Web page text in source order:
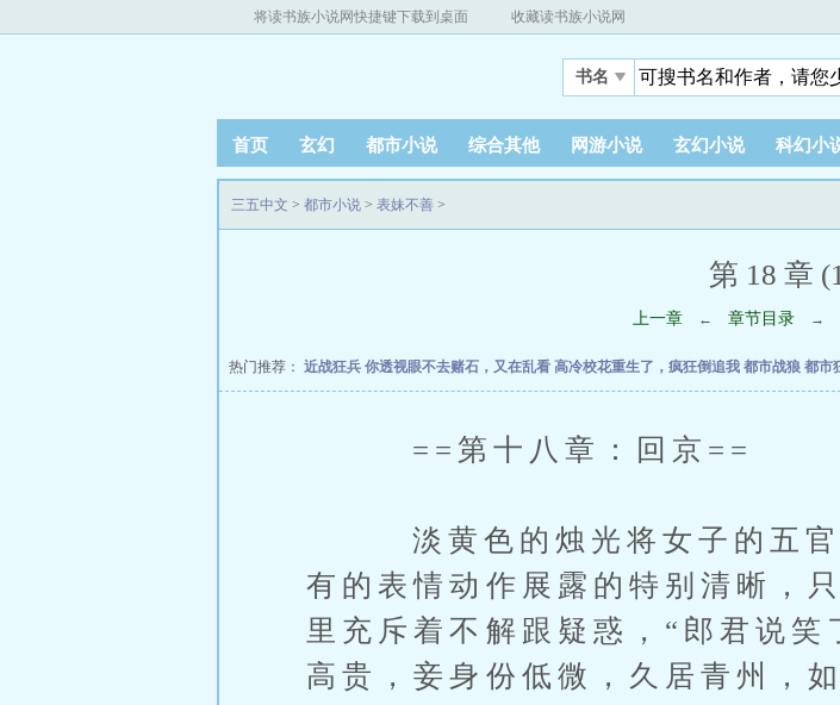
将读书族小说网快捷键下载到桌面 收藏读书族小说网
书名
首页 玄幻 都市小说 综合其他 网游小说 玄幻小说 科幻小
三五中文 > 都市小说 > 表妹不善 >
第 18 章
上一章 ← 章节目录 →
热门推荐： 近战狂兵 你透视眼不去赌石，又在乱看 高冷校花重生了，疯狂倒追我 都市战狼 都市
==第十八章：回京==
淡黄色的烛光将女子的五官
有的表情动作展露的特别清晰，
里充斥着不解跟疑惑，“郎君说
高贵，妾身份低微，久居青州，